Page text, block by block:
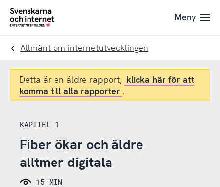
Till
navigation
Till
innehåll
To
Meny
Allmänt om internetutvecklingen
Detta är en äldre rapport, klicka här för att
komma till alla rapporter .
KAPITEL 1
Fiber ökar och äldre
alltmer digitala
15 MIN